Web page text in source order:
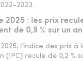
2023.
2025 : les prix
de 0,9 % sur un an
l’indice des prix à
(IPC) recule de 0,2 %